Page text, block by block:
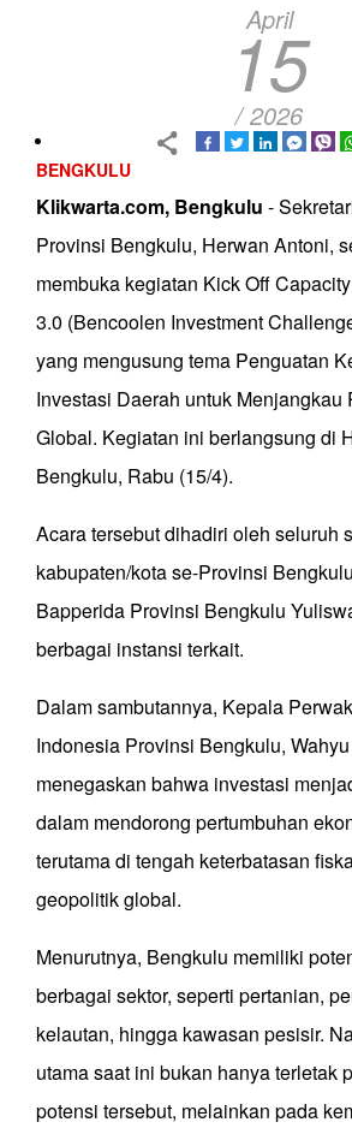
April
15
/ 2026
BENGKULU
Klikwarta.com, Bengkulu -
Provinsi Bengkulu, Herwan Antoni,
membuka kegiatan Kick Off
3.0 (Bencoolen Investment
yang mengusung tema Penguatan
Investasi Daerah untuk Menjangkau
Global. Kegiatan ini berlangsung di
Bengkulu, Rabu (15/4).
Acara tersebut dihadiri oleh seluruh
kabupaten/kota se-Provinsi
Bapperida Provinsi Bengkulu
berbagai instansi terkait.
Dalam sambutannya, Kepala
Indonesia Provinsi Bengkulu,
menegaskan bahwa investasi
dalam mendorong pertumbuhan
terutama di tengah keterbatasan
geopolitik global.
Menurutnya, Bengkulu memiliki
berbagai sektor, seperti pertanian,
kelautan, hingga kawasan pesisir.
utama saat ini bukan hanya terletak
potensi tersebut, melainkan pada